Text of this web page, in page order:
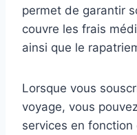
permet de garantir
couvre les frais
ainsi que le
Lorsque vous
voyage, vous
services en